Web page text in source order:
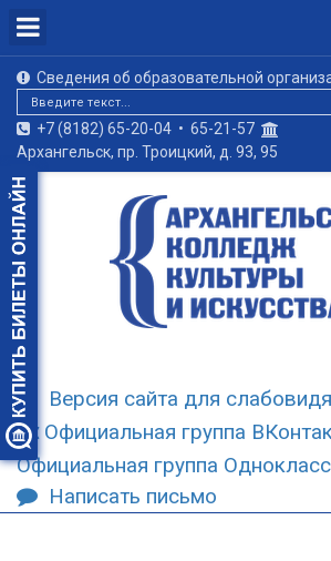
Сведения об образовательной
+7 (8182) 65-20-04 • 65-21-57
Архангельск, пр. Троицкий, д. 93, 95
Версия сайта для
Официальная группа
Официальная группа
Написать письмо